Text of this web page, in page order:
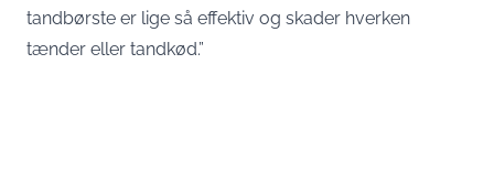
tandbørste er lige så effektiv og skader hverken
tænder eller tandkød.”